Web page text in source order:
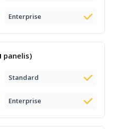
Enterprise
panelis)
Standard
Enterprise